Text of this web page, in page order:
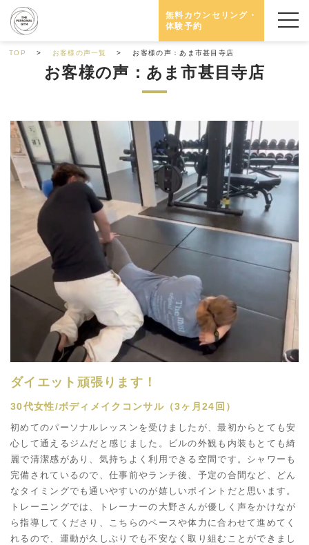
無料カウンセリング・
体験予約
TOP お客様の声一覧 お客様の声：あま市甚目寺店
お客様の声：あま市甚目寺店
ダイエット頑張ります！
30代女性/ボディメイクコンサル（3ヶ月24回）
初めてのパーソナルレッスンを受けましたが、最初からとても安
心して通えるジムだと感じました。ビルの外観も内装もとても綺
麗で清潔感があり、気持ちよく利用できる空間です。シャワーも
完備されているので、仕事前やランチ後、予定の合間など、どん
なタイミングでも通いやすいのが嬉しいポイントだと思います。
トレーニングでは、トレーナーの大野さんが優しく声をかけなが
ら指導してくださり、こちらのペースや体力に合わせて進めてく
れるので、運動が久しぶりでも不安なく取り組むことができまし